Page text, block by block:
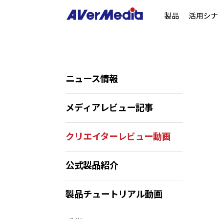
製品 活用シ
ニュース情報
メディアレビュー記事
クリエイターレビュー動画
公式製品紹介
製品チュートリアル動画